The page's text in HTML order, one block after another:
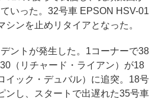
いった。32号車 EPSON HSV-01
ンを止めリタイアとなった。
ントが発生した。1コーナーで38
（リチャード・ライアン）が18
イック・デュバル）に追突。18号
ンし、スタートで出遅れた35号車